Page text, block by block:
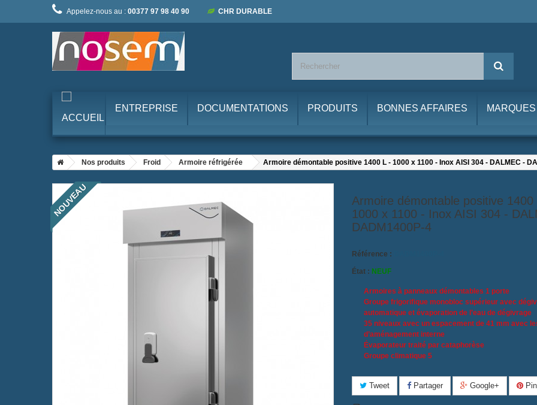
Appelez-nous au : 00377 97 98 40 90 CHR DURABLE
ENTREPRISE DOCUMENTATIONS PRODUITS BONNES AFFAIRES MARQUES
Nos produits Froid Armoire réfrigérée Armoire démontable positive 1400 L - 1000 x 1100 - Inox AISI 304 - DALMEC -
NOUVEAU
Armoire démontable positive 1400
1000 x 1100 - Inox AISI 304 -
DADM1400P-4
Référence :
État : NEUF
Armoires à panneaux démontables 1 porte
Groupe frigorifique monobloc supérieur avec
automatique et évaporation de l’eau de dégivrage
35 niveaux avec un espacement de 41 mm avec
d’aménagement interne
Évaporateur traité par cataphorèse
Groupe climatique 5
Tweet Partager Google+